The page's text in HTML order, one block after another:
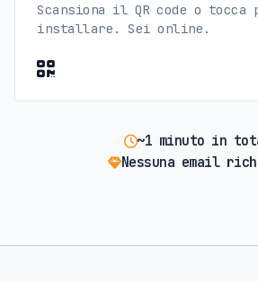
Scansiona il QR code o tocca
installare. Sei online.
~1 minuto in
Nessuna email